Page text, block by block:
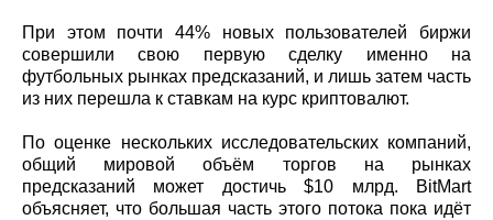
При этом почти 44% новых пользователей биржи
совершили свою первую сделку именно на
футбольных рынках предсказаний, и лишь затем часть
из них перешла к ставкам на курс криптовалют.
По оценке нескольких исследовательских компаний,
общий мировой объём торгов на рынках
предсказаний может достичь $10 млрд. BitMart
объясняет, что большая часть этого потока пока идёт